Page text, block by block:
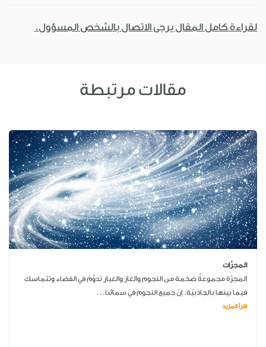
لقراءة كامل المقال يرجى الاتصال بالشخص المسؤول.
مقالات مرتبطة
المجرّات
المجرّة مجموعةٌ ضخمة من النجوم والغاز والغبار تدوِّمُ في الفضاء وتتماسك
فيما بينها بالجاذبيّة. إنّ جميع النجوم في سمائنا...
اقرأ المزيد